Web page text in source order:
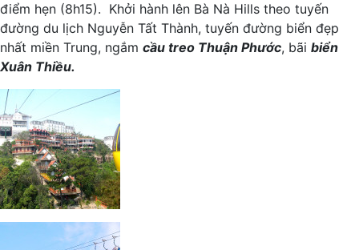
điểm hẹn (8h15). Khởi hành lên Bà Nà Hills theo tuyến
đường du lịch Nguyễn Tất Thành, tuyến đường biển đẹp
nhất miền Trung, ngắm cầu treo Thuận Phước, bãi biển
Xuân Thiều.